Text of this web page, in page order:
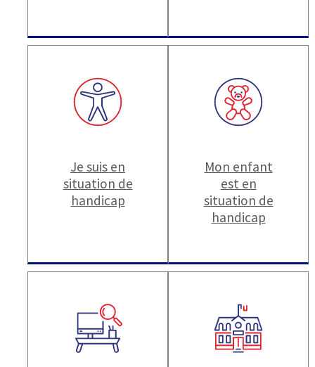
Je suis en
situation de
handicap
Mon enfant
est en
situation de
handicap